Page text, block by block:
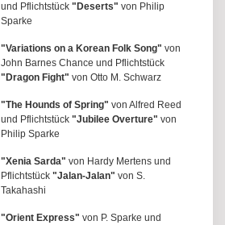
und Pflichtstück "Deserts" von Philip
Sparke
"Variations on a Korean Folk Song" von
John Barnes Chance und Pflichtstück
"Dragon Fight" von Otto M. Schwarz
"The Hounds of Spring" von Alfred Reed
und Pflichtstück "Jubilee Overture" von
Philip Sparke
"Xenia Sarda" von Hardy Mertens und
Pflichtstück "Jalan-Jalan" von S.
Takahashi
"Orient Express" von P. Sparke und